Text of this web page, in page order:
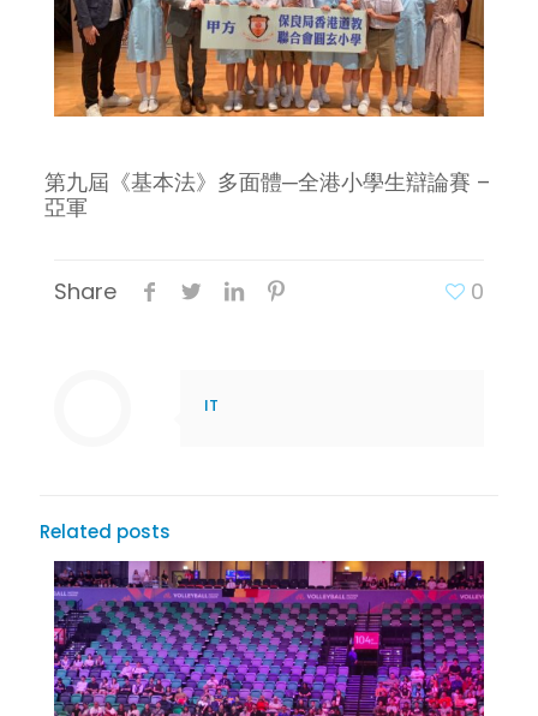
第九屆《基本法》多面體─全港小學生辯論賽 –
亞軍
Share 0
IT
Related posts